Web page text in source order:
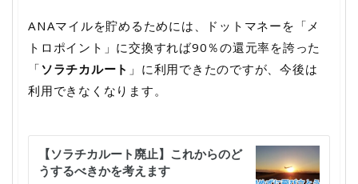
ANAマイルを貯めるためには、ドットマネーを「メ
トロポイント」に交換すれば90％の還元率を誇った
「ソラチカルート 」に利用できたのですが、今後は
利用できなくなります。